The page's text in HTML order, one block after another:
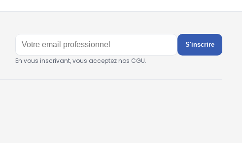
S'inscrire
En vous inscrivant, vous acceptez nos CGU.